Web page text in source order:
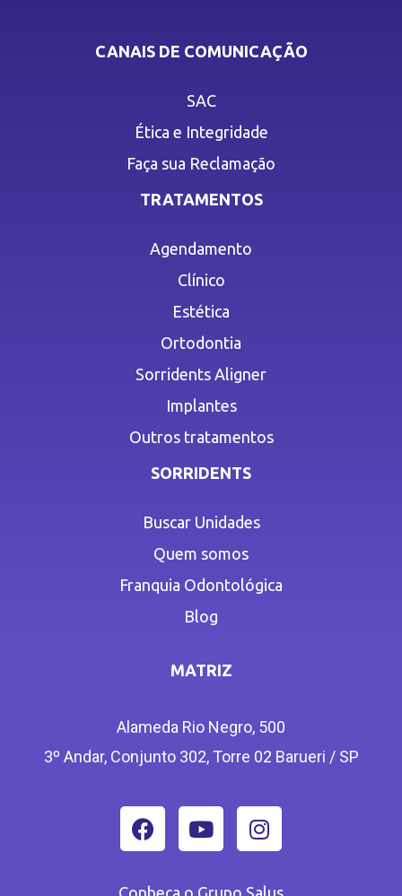
CANAIS DE COMUNICAÇÃO
SAC
Ética e Integridade
Faça sua Reclamação
TRATAMENTOS
Agendamento
Clínico
Estética
Ortodontia
Sorridents Aligner
Implantes
Outros tratamentos
SORRIDENTS
Buscar Unidades
Quem somos
Franquia Odontológica
Blog
MATRIZ
Alameda Rio Negro, 500
3º Andar, Conjunto 302, Torre 02 Barueri / SP